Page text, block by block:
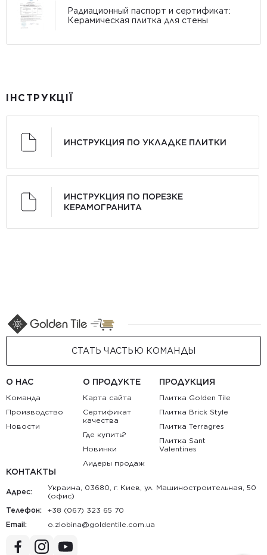
Радиационный паспорт и сертификат:
Керамическая плитка для стены
ІНСТРУКЦІЇ
ИНСТРУКЦИЯ ПО УКЛАДКЕ ПЛИТКИ
ИНСТРУКЦИЯ ПО ПОРЕЗКЕ
КЕРАМОГРАНИТА
СТАТЬ ЧАСТЬЮ КОМАНДЫ
О НАС
Команда
Производство
Новости
О ПРОДУКТЕ
Карта сайта
Сертификат
качества
Где купить?
Новинки
Лидеры продаж
ПРОДУКЦИЯ
Плитка Golden Tile
Плитка Brick Style
Плитка Terragres
Плитка Sant
Valentines
КОНТАКТЫ
Адрес:
Украина, 03680, г. Киев, ул. Машиностроительная, 50
(офис)
Телефон:
+38 (067) 323 65 70
Email:
au.moc.elitnedlog@anibolz.o